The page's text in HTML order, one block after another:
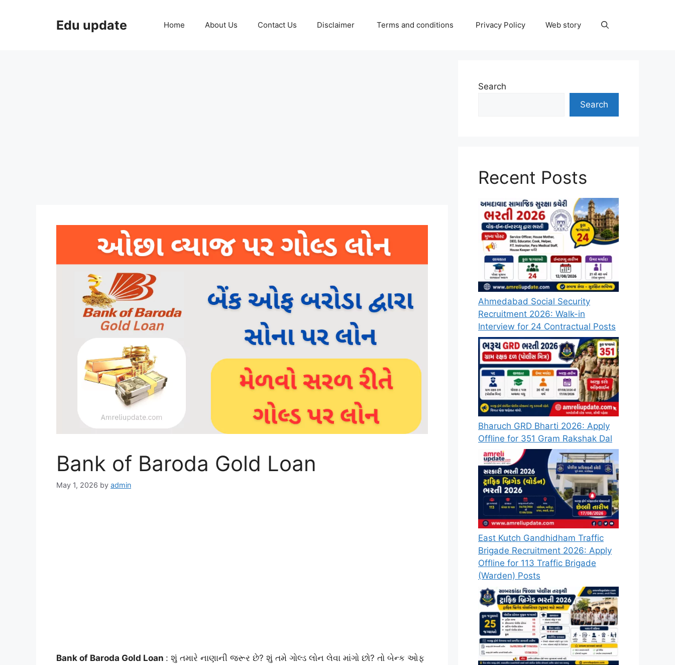
Edu update Home About Us Contact Us Disclaimer Terms and conditions Privacy Policy Web story
Bank of Baroda Gold Loan
May 1, 2026 by admin
Bank of Baroda Gold Loan : શું તમારે નાણાની જરૂર છે? શું તમે ગોલ્ડ લોન લેવા માંગો છો? તો બેન્ક ઓફ
Search
Search
Recent Posts
Ahmedabad Social Security
Recruitment 2026: Walk-in
Interview for 24 Contractual Posts
Bharuch GRD Bharti 2026: Apply
Offline for 351 Gram Rakshak Dal
East Kutch Gandhidham Traffic
Brigade Recruitment 2026: Apply
Offline for 113 Traffic Brigade
(Warden) Posts